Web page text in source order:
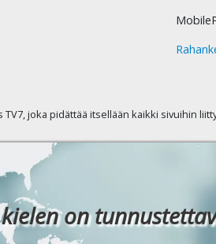
TV7, joka pidättää itsellään kaikki sivuihin
on